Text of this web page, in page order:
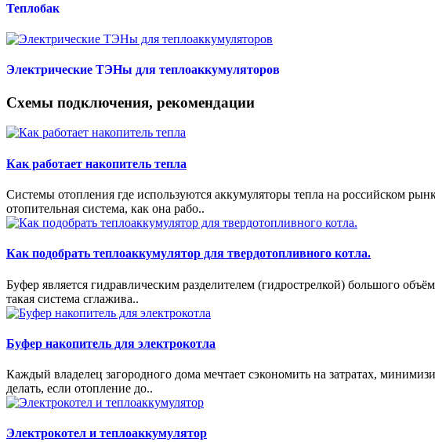
Теплобак
Электрические ТЭНы для теплоаккумуляторов
Схемы подключения, рекомендации
Как работает накопитель тепла
Системы отопления где используются аккумуляторы тепла на российском
отопительная система, как она рабо..
Как подобрать теплоаккумулятор для твердотопливного котла.
Буфер является гидравлическим разделителем (гидрострелкой) большого
такая система сглажива..
Буфер накопитель для электрокотла
Каждый владелец загородного дома мечтает сэкономить на затратах,
делать, если отопление до..
Электрокотел и теплоаккумулятор